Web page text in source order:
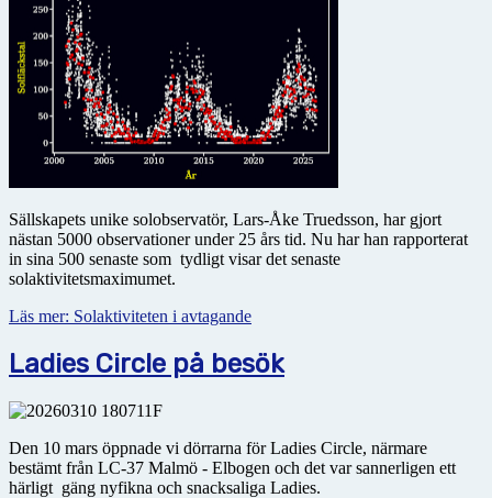
Sällskapets unike solobservatör, Lars-Åke Truedsson, har gjort
nästan 5000 observationer under 25 års tid. Nu har han rapporterat
in sina 500 senaste som tydligt visar det senaste
solaktivitetsmaximumet.
Läs mer: Solaktiviteten i avtagande
Ladies Circle på besök
Den 10 mars öppnade vi dörrarna för Ladies Circle, närmare
bestämt från LC-37 Malmö - Elbogen och det var sannerligen ett
härligt gäng nyfikna och snacksaliga Ladies.